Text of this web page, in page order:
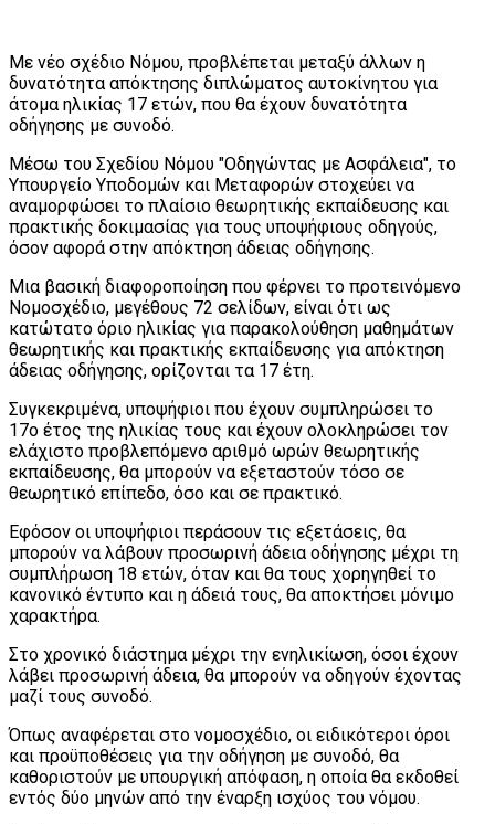
Με νέο σχέδιο Νόμου, προβλέπεται μεταξύ άλλων η
δυνατότητα απόκτησης διπλώματος αυτοκίνητου για
άτομα ηλικίας 17 ετών, που θα έχουν δυνατότητα
οδήγησης με συνοδό.
Μέσω του Σχεδίου Νόμου "Οδηγώντας με Ασφάλεια", το
Υπουργείο Υποδομών και Μεταφορών στοχεύει να
αναμορφώσει το πλαίσιο θεωρητικής εκπαίδευσης και
πρακτικής δοκιμασίας για τους υποψήφιους οδηγούς,
όσον αφορά στην απόκτηση άδειας οδήγησης.
Μια βασική διαφοροποίηση που φέρνει το προτεινόμενο
Νομοσχέδιο, μεγέθους 72 σελίδων, είναι ότι ως
κατώτατο όριο ηλικίας για παρακολούθηση μαθημάτων
θεωρητικής και πρακτικής εκπαίδευσης για απόκτηση
άδειας οδήγησης, ορίζονται τα 17 έτη.
Συγκεκριμένα, υποψήφιοι που έχουν συμπληρώσει το
17ο έτος της ηλικίας τους και έχουν ολοκληρώσει τον
ελάχιστο προβλεπόμενο αριθμό ωρών θεωρητικής
εκπαίδευσης, θα μπορούν να εξεταστούν τόσο σε
θεωρητικό επίπεδο, όσο και σε πρακτικό.
Εφόσον οι υποψήφιοι περάσουν τις εξετάσεις, θα
μπορούν να λάβουν προσωρινή άδεια οδήγησης μέχρι τη
συμπλήρωση 18 ετών, όταν και θα τους χορηγηθεί το
κανονικό έντυπο και η άδειά τους, θα αποκτήσει μόνιμο
χαρακτήρα.
Στο χρονικό διάστημα μέχρι την ενηλικίωση, όσοι έχουν
λάβει προσωρινή άδεια, θα μπορούν να οδηγούν έχοντας
μαζί τους συνοδό.
Όπως αναφέρεται στο νομοσχέδιο, οι ειδικότεροι όροι
και προϋποθέσεις για την οδήγηση με συνοδό, θα
καθοριστούν με υπουργική απόφαση, η οποία θα εκδοθεί
εντός δύο μηνών από την έναρξη ισχύος του νόμου.